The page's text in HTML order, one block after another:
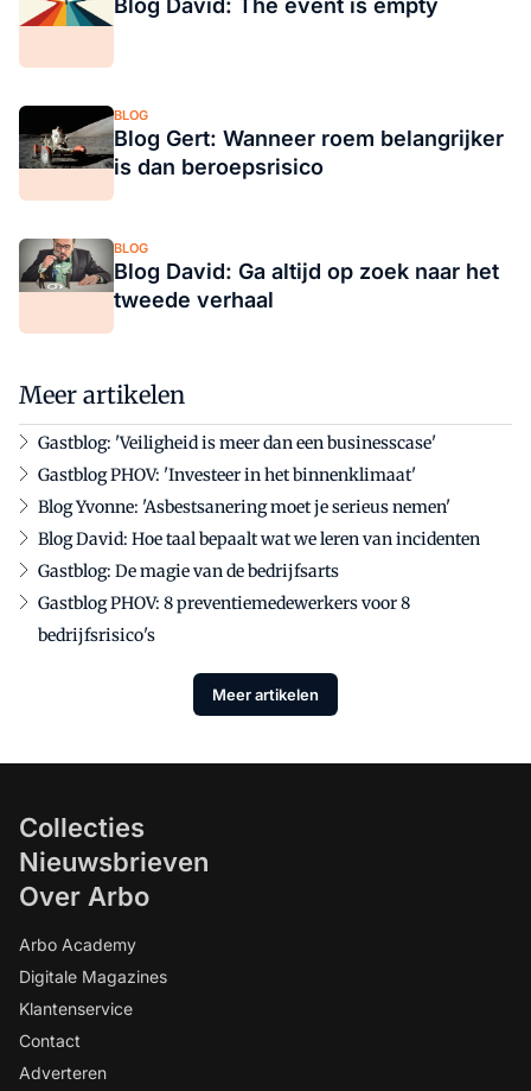
Blog David: The event is empty
BLOG
Blog Gert: Wanneer roem belangrijker
is dan beroepsrisico
BLOG
Blog David: Ga altijd op zoek naar het
tweede verhaal
Meer artikelen
Gastblog: 'Veiligheid is meer dan een businesscase'
Gastblog PHOV: 'Investeer in het binnenklimaat'
Blog Yvonne: 'Asbestsanering moet je serieus nemen'
Blog David: Hoe taal bepaalt wat we leren van incidenten
Gastblog: De magie van de bedrijfsarts
Gastblog PHOV: 8 preventiemedewerkers voor 8
bedrijfsrisico's
Meer artikelen
Collecties
Nieuwsbrieven
Over Arbo
Arbo Academy
Digitale Magazines
Klantenservice
Contact
Adverteren